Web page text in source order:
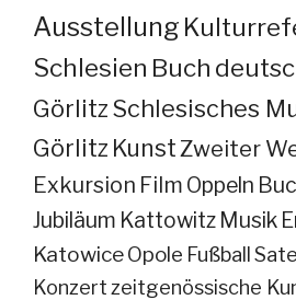
Ausstellung
Schlesien Buch
GörlitzSchlesisches
Görlitz KunstZweiter
Exkursion Film Oppeln
Jubiläum Kattowitz Musik
KatowiceOpole Fußball
Konzertzeitgenössische